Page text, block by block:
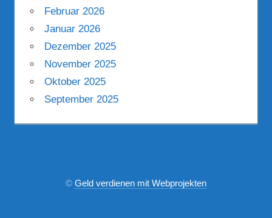
Februar 2026
Januar 2026
Dezember 2025
November 2025
Oktober 2025
September 2025
© Geld verdienen mit Webprojekten